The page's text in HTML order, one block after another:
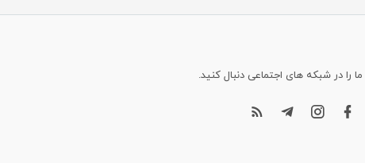
ما را در شبکه های اجتماعی دنبال کنید.